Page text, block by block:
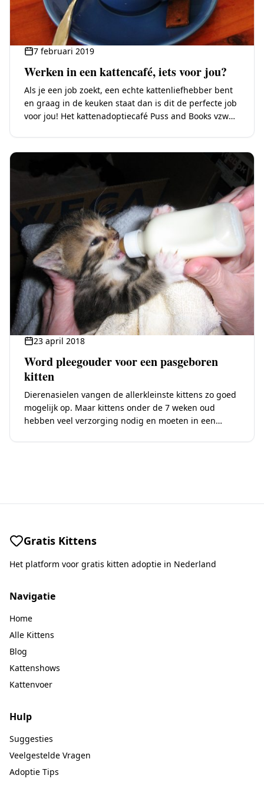
7 februari 2019
Werken in een kattencafé, iets voor jou?
Als je een job zoekt, een echte kattenliefhebber bent
en graag in de keuken staat dan is dit de perfecte job
voor jou! Het kattenadoptiecafé Puss and Books vzw
23 april 2018
Word pleegouder voor een pasgeboren
kitten
Dierenasielen vangen de allerkleinste kittens zo goed
mogelijk op. Maar kittens onder de 7 weken oud
hebben veel verzorging nodig en moeten in een
Gratis Kittens
Het platform voor gratis kitten adoptie in Nederland
Navigatie
Home
Alle Kittens
Blog
Kattenshows
Kattenvoer
Hulp
Suggesties
Veelgestelde Vragen
Adoptie Tips